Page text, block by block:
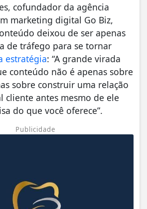
cofundador da agência
marketing digital Go Biz,
deixou de ser apenas
de tráfego para se tornar
estratégia: “A grande virada
conteúdo não é apenas sobre
sobre construir uma relação
cliente antes mesmo de ele
do que você oferece”.
Publicidade